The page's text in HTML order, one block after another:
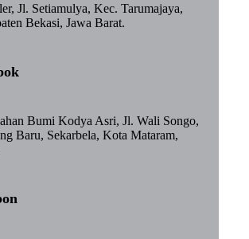
Jl. Setiamulya, Kec. Tarumajaya,
Bekasi, Jawa Barat.
Bumi Kodya Asri, Jl. Wali Songo,
Baru, Sekarbela, Kota Mataram,